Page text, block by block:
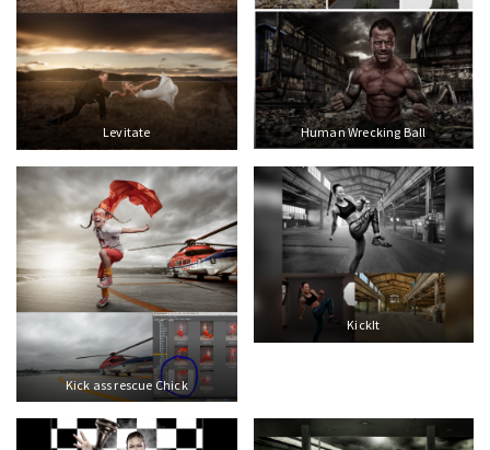
Levitate Human Wrecking Ball
Kick ass rescue Chick
KickIt